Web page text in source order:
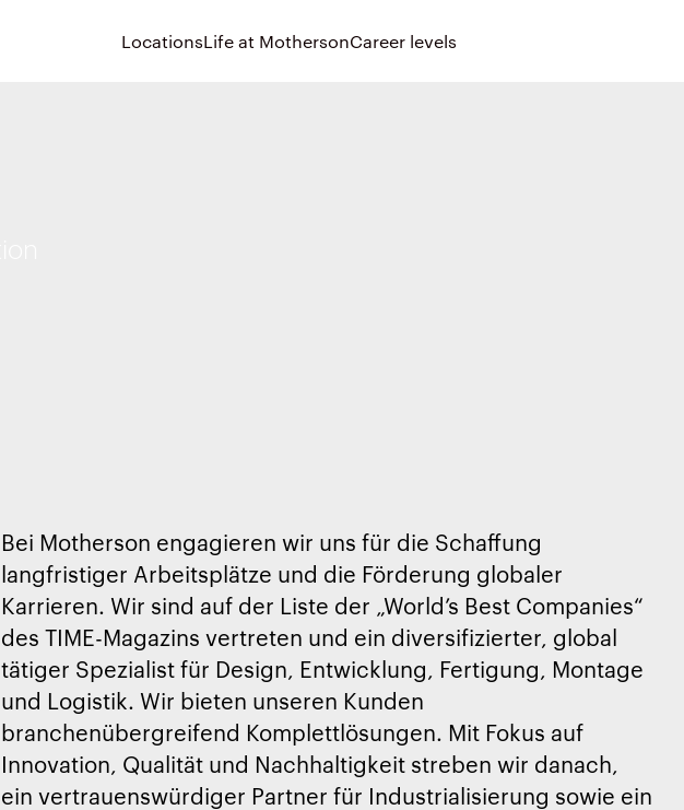
LocationsLife at MothersonCareer levels
Bei Motherson engagieren wir uns für die Schaffung
langfristiger Arbeitsplätze und die Förderung globaler
Karrieren. Wir sind auf der Liste der „World’s Best Companies“
des TIME-Magazins vertreten und ein diversifizierter, global
tätiger Spezialist für Design, Entwicklung, Fertigung, Montage
und Logistik. Wir bieten unseren Kunden
branchenübergreifend Komplettlösungen. Mit Fokus auf
Innovation, Qualität und Nachhaltigkeit streben wir danach,
ein vertrauenswürdiger Partner für Industrialisierung sowie ein